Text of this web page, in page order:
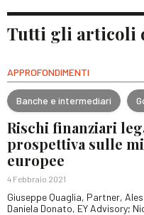
Tutti gli articoli
APPROFONDIMENTI
Banche e intermediari
Rischi finanziari
prospettiva sulle
europee
4 Febbraio 2021
Giuseppe Quaglia, Partner,
Daniela Donato, EY Advisory;